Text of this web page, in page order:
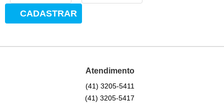
CADASTRAR
Atendimento
(41) 3205-5411
(41) 3205-5417